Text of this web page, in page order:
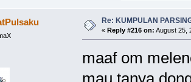
Re: KUMPULAN
« Reply #216 on: August 25,
maaf om
mau tanya